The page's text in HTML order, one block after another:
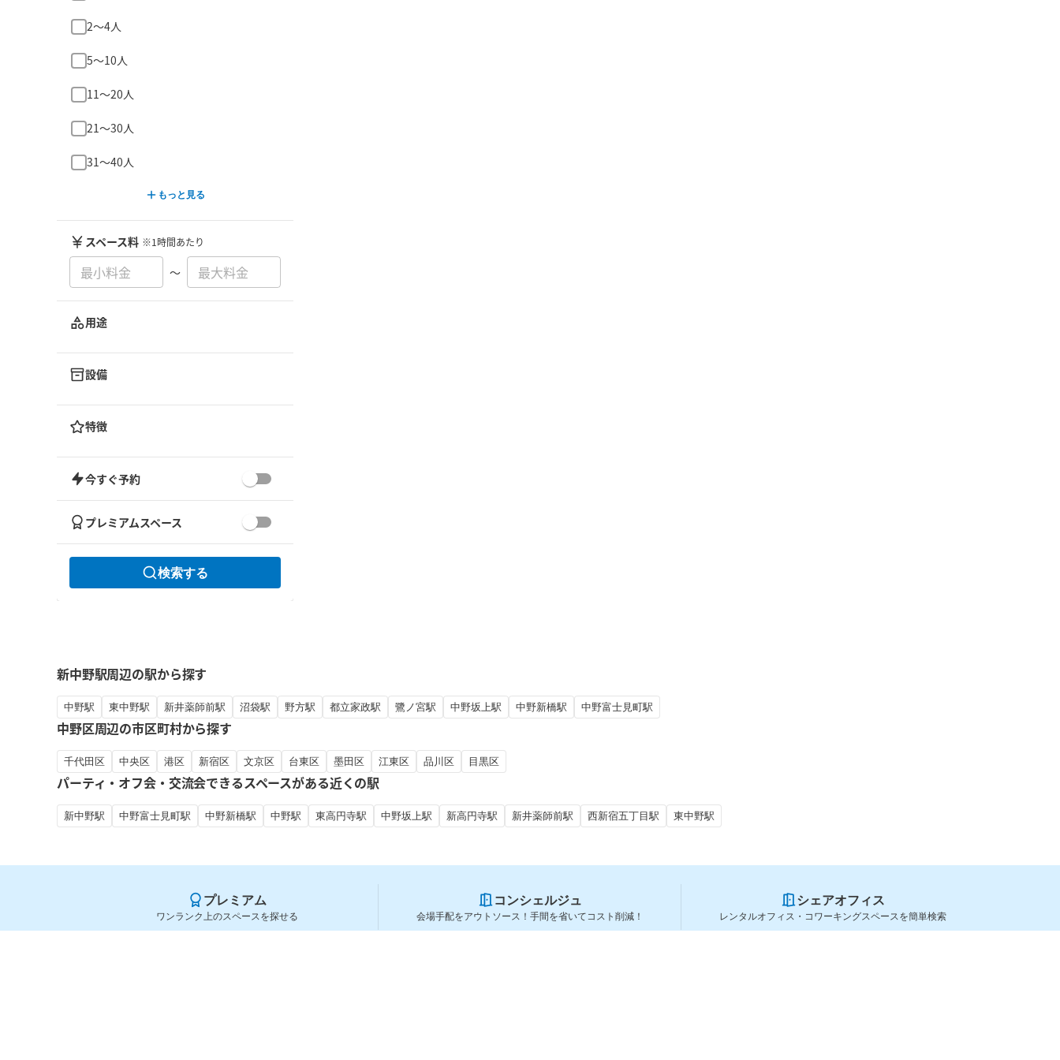
2〜4人
5〜10人
11〜20人
21〜30人
31〜40人
もっと見る
スペース料 ※1時間あたり
〜
用途
設備
特徴
今すぐ予約
プレミアムスペース
検索する
新中野駅周辺の駅から探す
中野駅 東中野駅 新井薬師前駅 沼袋駅 野方駅 都立家政駅 鷺ノ宮駅 中野坂上駅 中野新橋駅 中野富士見町駅
中野区周辺の市区町村から探す
千代田区 中央区 港区 新宿区 文京区 台東区 墨田区 江東区 品川区 目黒区
パーティ・オフ会・交流会できるスペースがある近くの駅
新中野駅 中野富士見町駅 中野新橋駅 中野駅 東高円寺駅 中野坂上駅 新高円寺駅 新井薬師前駅 西新宿五丁目駅 東中野駅
プレミアム
ワンランク上のスペースを探せる
コンシェルジュ
会場手配をアウトソース！手間を省いてコスト削減！
シェアオフィス
レンタルオフィス・コワーキングスペースを簡単検索